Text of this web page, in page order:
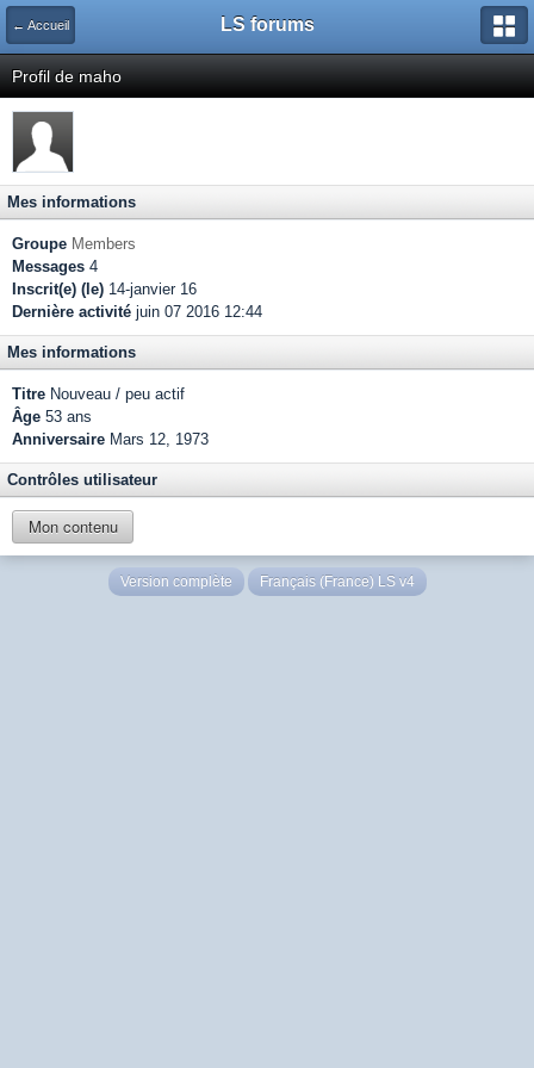
← Accueil LS forums
Profil de maho
Mes informations
Groupe Members
Messages 4
Inscrit(e) (le) 14-janvier 16
Dernière activité juin 07 2016 12:44
Mes informations
Titre Nouveau / peu actif
Âge 53 ans
Anniversaire Mars 12, 1973
Contrôles utilisateur
Mon contenu
Version complète Français (France) LS v4